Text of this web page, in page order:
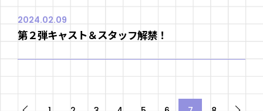
2024.02.09
第２弾キャスト＆スタッフ解禁！